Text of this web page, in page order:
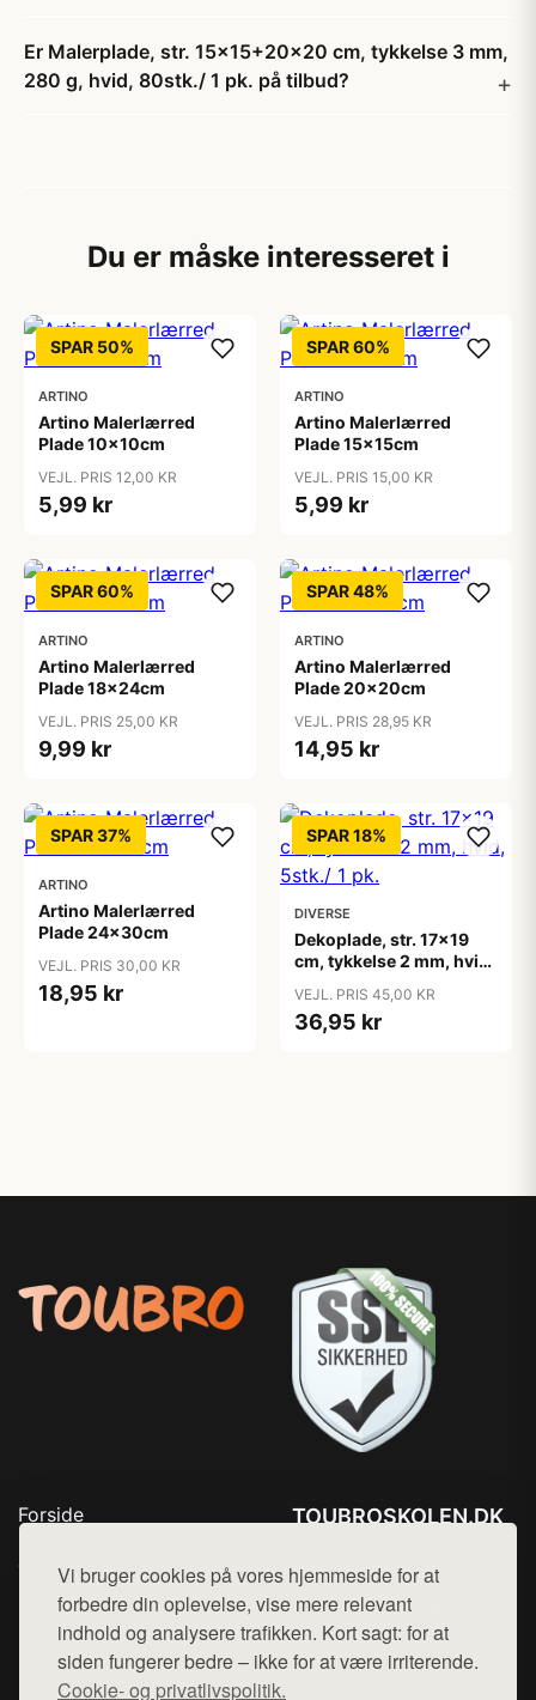
Vi bruger cookies på vores hjemmeside for at
forbedre din oplevelse, vise mere relevant
indhold og analysere trafikken. Kort sagt: for at
siden fungerer bedre – ikke for at være irriterende.
Cookie- og privatlivspolitik.
Er Malerplade, str. 15x15+20x20 cm, tykkelse 3 mm,
280 g, hvid, 80stk./ 1 pk. på tilbud?
Du er måske interesseret i
SPAR 50%
ARTINO
Artino Malerlærred
Plade 10x10cm
VEJL. PRIS 12,00 KR
5,99 kr
SPAR 60%
ARTINO
Artino Malerlærred
Plade 15x15cm
VEJL. PRIS 15,00 KR
5,99 kr
SPAR 60%
ARTINO
Artino Malerlærred
Plade 18x24cm
VEJL. PRIS 25,00 KR
9,99 kr
SPAR 48%
ARTINO
Artino Malerlærred
Plade 20x20cm
VEJL. PRIS 28,95 KR
14,95 kr
SPAR 37%
ARTINO
Artino Malerlærred
Plade 24x30cm
VEJL. PRIS 30,00 KR
18,95 kr
SPAR 18%
DIVERSE
Dekoplade, str. 17x19
cm, tykkelse 2 mm, hvid,
VEJL. PRIS 45,00 KR
36,95 kr
Forside
Top Rabatter
Blog
Kontakt
TOUBROSKOLEN.DK
Mail: hej@want.dk
Cookie- og privatlivspolitik